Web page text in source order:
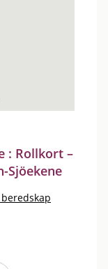
: Rollkort –
Sjöekene